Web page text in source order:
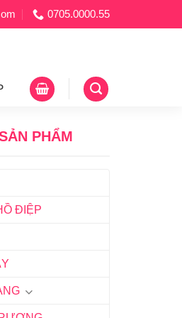
0705.0000.55
PHẨM
ĐIỆP